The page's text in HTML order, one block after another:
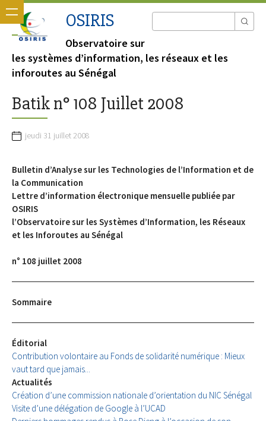
OSIRIS
Observatoire sur
les systèmes d’information, les réseaux et les
inforoutes au Sénégal
Batik n° 108 Juillet 2008
jeudi 31 juillet 2008
Bulletin d’Analyse sur les Technologies de l’Information et de
la Communication
Lettre d’information électronique mensuelle publiée par
OSIRIS
l’Observatoire sur les Systèmes d’Information, les Réseaux
et les Inforoutes au Sénégal
n° 108 juillet 2008
Sommaire
Éditorial
Contribution volontaire au Fonds de solidarité numérique : Mieux
vaut tard que jamais...
Actualités
Création d’une commission nationale d’orientation du NIC Sénégal
Visite d’une délégation de Google à l’UCAD